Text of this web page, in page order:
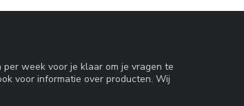
week voor je klaar om je vragen te
voor informatie over producten. Wij